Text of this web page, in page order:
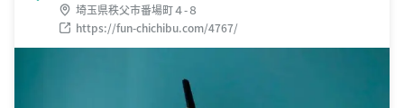
埼玉県秩父市番場町４-８
https://fun-chichibu.com/4767/